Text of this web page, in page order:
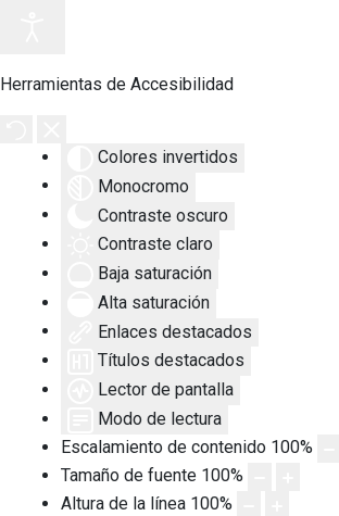
Herramientas de Accesibilidad
Colores invertidos
Monocromo
Contraste oscuro
Contraste claro
Baja saturación
Alta saturación
Enlaces destacados
Títulos destacados
Lector de pantalla
Modo de lectura
Escalamiento de contenido 100%
Tamaño de fuente 100%
Altura de la línea 100%